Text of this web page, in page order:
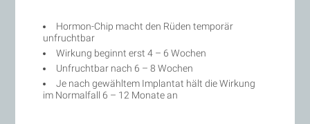
Hormon-Chip macht den Rüden temporär
unfruchtbar
Wirkung beginnt erst 4 – 6 Wochen
Unfruchtbar nach 6 – 8 Wochen
Je nach gewähltem Implantat hält die Wirkung
im Normalfall 6 – 12 Monate an